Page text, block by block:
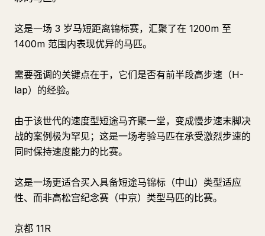
这是一场 3 岁马短距离锦标赛，汇聚了在 1200m 至
1400m 范围内表现优异的马匹。
需要强调的关键点在于，它们是否有前半段高步速（H-
lap）的经验。
由于该世代的速度型短途马齐聚一堂，变成慢步速末脚决
战的案例极为罕见；这是一场考验马匹在承受激烈步速的
同时保持速度能力的比赛。
这是一场更适合买入具备短途马锦标（中山）类型适应
性、而非高松宫纪念赛（中京）类型马匹的比赛。
京都 11R